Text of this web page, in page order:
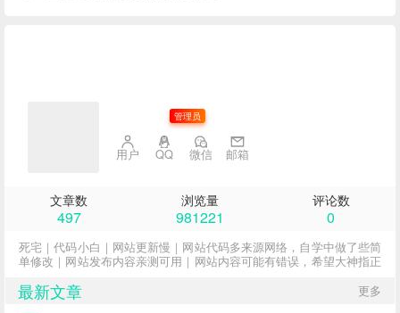
管理员
用户 QQ 微信 邮箱
文章数
497
浏览量
981221
评论数
0
死宅｜代码小白｜网站更新慢｜网站代码多来源网络，自学中做了些简
单修改｜网站发布内容亲测可用｜网站内容可能有错误，希望大神指正
更多
最新文章